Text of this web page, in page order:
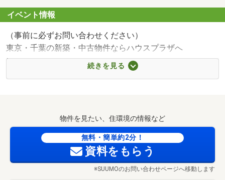
イベント情報
（事前に必ずお問い合わせください）
東京・千葉の新築・中古物件ならハウスプラザへ
平成元年から地域密着で行ってきた弊社だからこそできる
おうち探しのご提案致します。
ご自宅へお迎え・最寄駅等でお待ち合わせ、
弊社へのご来社など、お待ち合わせ方法をご相談頂けま
お客様の希望に合わせた物件なども
合わせてご案内いたしますので是非リクエスト下さい！
続きを見る
物件を見たい、住環境の情報など
無料・簡単約2分！
資料をもらう
※SUUMOのお問い合わせページへ移動します